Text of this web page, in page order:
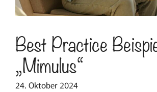
Best Practice
„Mimulus“
24. Oktober 2024